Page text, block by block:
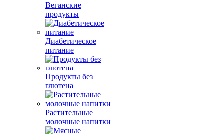
Веганские
продукты
Диабетическое
питание
Продукты без
глютена
Растительные
молочные напитки